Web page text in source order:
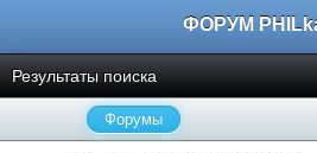
Результаты поиска
Форумы